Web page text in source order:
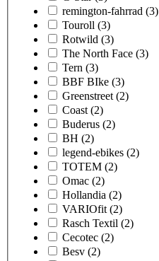
remington-fahrrad (3)
Touroll (3)
Rotwild (3)
The North Face (3)
Tern (3)
BBF BIke (3)
Greenstreet (2)
Coast (2)
Buderus (2)
BH (2)
legend-ebikes (2)
TOTEM (2)
Omac (2)
Hollandia (2)
VARIOfit (2)
Rasch Textil (2)
Cecotec (2)
Besv (2)